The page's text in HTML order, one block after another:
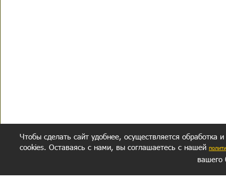
Чтобы сделать сайт удобнее, осуществляется обработка
cookies. Оставаясь с нами, вы соглашаетесь с нашей
вашего